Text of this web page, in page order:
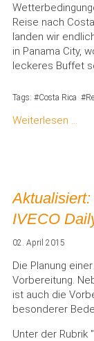
Reise nach
landen wir
in Panama City,
leckeres Buffet
Tags: Costa Rica
Weiterlesen …
IVECO
02. April 2015
Die Planung
Vorbereitung.
ist auch die
besonderer
Unter der Rubrik